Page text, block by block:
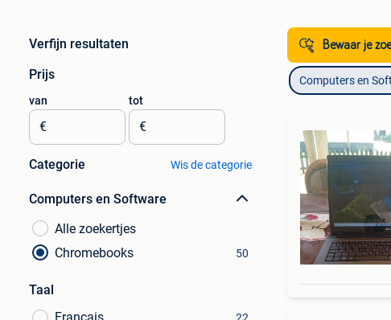
Verfijn resultaten
Prijs
van
€
tot
€
Categorie Wis de categorie
Computers en Software
Alle zoekertjes
Chromebooks
50
Taal
Bewaar je
Computers en